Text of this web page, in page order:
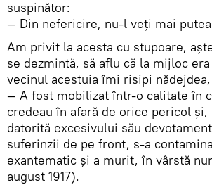
suspinător:
— Din nefericire, nu-l veţi mai
Am privit la acesta cu stupoare,
se dezmintă, să aflu că la mijloc
vecinul acestuia îmi risipi nădejdea,
— A fost mobilizat într-o calitate în
credeau în afară de orice pericol şi,
datorită excesivului său
suferinzii de pe front, s-a
exantematic şi a murit, în vârstă
august 1917).